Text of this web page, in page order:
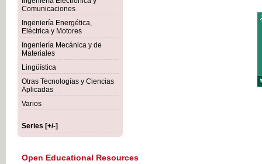
Comunicaciones
Ingeniería Energética,
Eléctrica y Motores
Ingeniería Mecánica y de
Materiales
Lingüística
Otras Tecnologías y Ciencias
Aplicadas
Varios
Series [+/-]
Open Educational Resources